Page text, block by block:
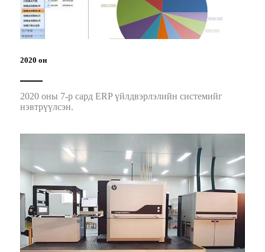
2020 он
2020 оны 7-р сард ERP үйлдвэрлэлийн системийг
нэвтрүүлсэн.